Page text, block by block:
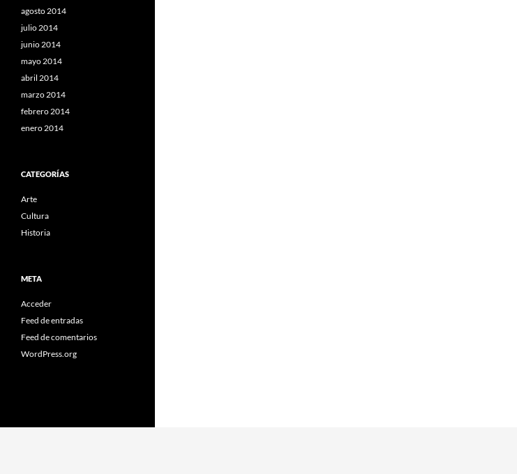
agosto 2014
julio 2014
junio 2014
mayo 2014
abril 2014
marzo 2014
febrero 2014
enero 2014
CATEGORÍAS
Arte
Cultura
Historia
META
Acceder
Feed de entradas
Feed de comentarios
WordPress.org